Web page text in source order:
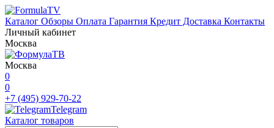
Каталог Обзоры Оплата Гарантия Кредит Доставка Контакты
Личный кабинет
Москва
Москва
0
0
+7 (495) 929-70-22
Telegram
Каталог товаров